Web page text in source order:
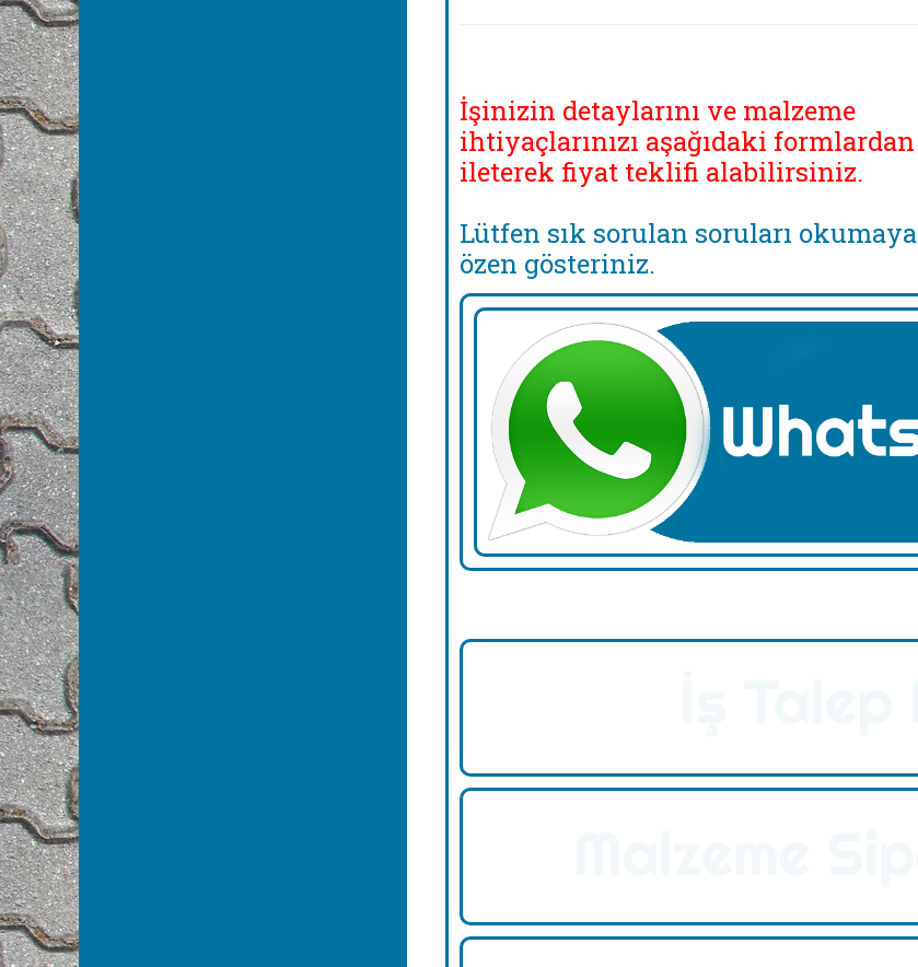
İşinizin detaylarını ve malzeme
ihtiyaçlarınızı aşağıdaki formlardan
ileterek fiyat teklifi alabilirsiniz.
Lütfen sık sorulan soruları okumaya
özen gösteriniz.